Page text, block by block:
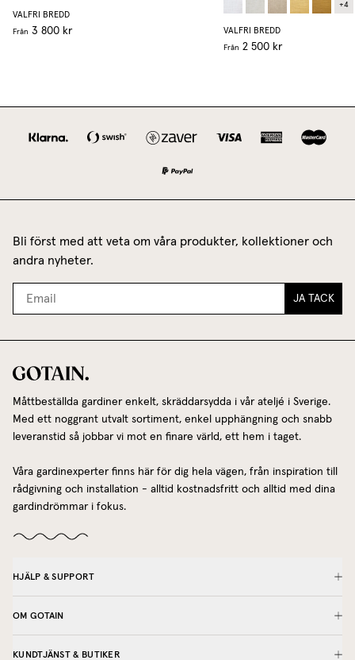
VALFRI BREDD
Från 3 800 kr
+4
VALFRI BREDD
Från 2 500 kr
Bli först med att veta om våra produkter, kollektioner och
andra nyheter.
JA TACK
Måttbeställda gardiner enkelt, skräddarsydda i vår ateljé i Sverige.
Med ett noggrant utvalt sortiment, enkel upphängning och snabb
leveranstid så jobbar vi mot en finare värld, ett hem i taget.
Våra gardinexperter finns här för dig hela vägen, från inspiration till
rådgivning och installation - alltid kostnadsfritt och alltid med dina
gardindrömmar i fokus.
HJÄLP & SUPPORT
OM GOTAIN
KUNDTJÄNST & BUTIKER